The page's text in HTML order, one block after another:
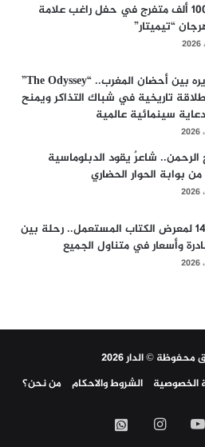
أكثر من 100 ألف متفرج في حفل راغب علامة
“تيميتار”
بعد تصويره بين أحضان المغرب.. “The Odyssey”
تاريخية في شباك التذاكر ويمنح
سينمائية عالمية
الرحمن.. شاعرٌ يقود الدبلوماسية
بوابة الحوار الحضاري
الدورة الـ14 لمعرض الكتاب المستعمل.. رحلة بين
وأسعار في متناول الجميع
© الدار 2026
الخصوصية الشروط والاحكام من نحن؟
‫YouTubeانستقرامواتساب